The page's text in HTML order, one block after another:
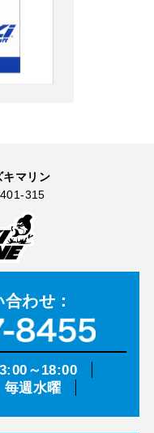
マリン
315
わせ：
～18:00
毎週水曜